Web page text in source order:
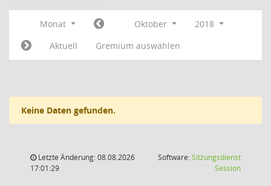
Monat Oktober
2018
Aktuell
Gremium auswählen
Keine Daten gefunden.
Letzte Änderung: 08.08.2026
17:01:29
Software:Sitzungsdienst
Session(Wird in